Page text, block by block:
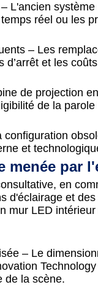
L'ancien
réel ou les
– Les
et les
de projection
de la
et
menée par
en
d'éclairage et
mur LED
– Le
de la scène.